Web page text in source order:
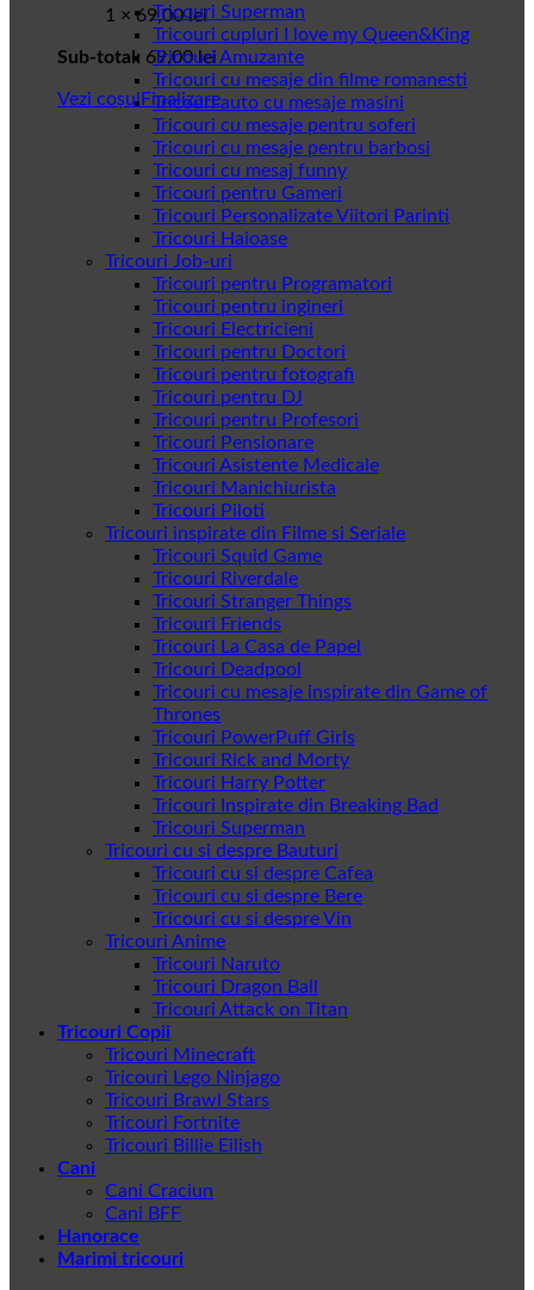
1 ×69,00lei
Sub-total: 69,00lei
Vezi coșul Finalizare
Tricouri Superman
Tricouri cupluri I love my Queen&King
Tricouri Amuzante
Tricouri cu mesaje din filme romanesti
Tricouri auto cu mesaje masini
Tricouri cu mesaje pentru soferi
Tricouri cu mesaje pentru barbosi
Tricouri cu mesaj funny
Tricouri pentru Gameri
Tricouri Personalizate Viitori Parinti
Tricouri Haioase
Tricouri Job-uri
Tricouri pentru Programatori
Tricouri pentru ingineri
Tricouri Electricieni
Tricouri pentru Doctori
Tricouri pentru fotografi
Tricouri pentru DJ
Tricouri pentru Profesori
Tricouri Pensionare
Tricouri Asistente Medicale
Tricouri Manichiurista
Tricouri Piloti
Tricouri inspirate din Filme si Seriale
Tricouri Squid Game
Tricouri Riverdale
Tricouri Stranger Things
Tricouri Friends
Tricouri La Casa de Papel
Tricouri Deadpool
Tricouri cu mesaje inspirate din Game of
Thrones
Tricouri PowerPuff Girls
Tricouri Rick and Morty
Tricouri Harry Potter
Tricouri Inspirate din Breaking Bad
Tricouri Superman
Tricouri cu si despre Bauturi
Tricouri cu si despre Cafea
Tricouri cu si despre Bere
Tricouri cu si despre Vin
Tricouri Anime
Tricouri Naruto
Tricouri Dragon Ball
Tricouri Attack on Titan
Tricouri Copii
Tricouri Minecraft
Tricouri Lego Ninjago
Tricouri Brawl Stars
Tricouri Fortnite
Tricouri Billie Eilish
Cani
Cani Craciun
Cani BFF
Hanorace
Marimi tricouri